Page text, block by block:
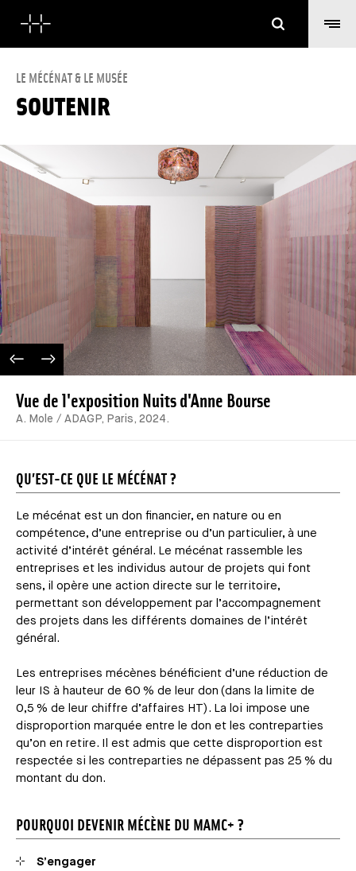
LE MÉCÉNAT & LE MUSÉE
SOUTENIR
IMAGE PRÉCÉDENTEIMAGE SUIVANTE
Vue de l'exposition Nuits d'Anne Bourse
A. Mole / ADAGP, Paris, 2024.
QU’EST-CE QUE LE MÉCÉNAT ?
Le mécénat est un don financier, en nature ou en
compétence, d’une entreprise ou d’un particulier, à une
activité d’intérêt général. Le mécénat rassemble les
entreprises et les individus autour de projets qui font
sens, il opère une action directe sur le territoire,
permettant son développement par l’accompagnement
des projets dans les différents domaines de l’intérêt
général.
Les entreprises mécènes bénéficient d’une réduction de
leur IS à hauteur de 60 % de leur don (dans la limite de
0,5 % de leur chiffre d’affaires HT). La loi impose une
disproportion marquée entre le don et les contreparties
qu’on en retire. Il est admis que cette disproportion est
respectée si les contreparties ne dépassent pas 25 % du
montant du don.
POURQUOI DEVENIR MÉCÈNE DU MAMC+ ?
S’engager